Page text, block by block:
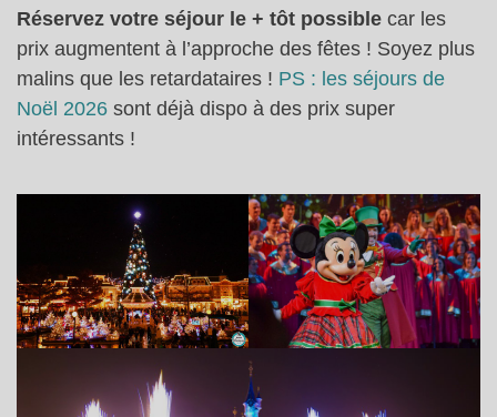
Réservez votre séjour le + tôt possible car les
prix augmentent à l’approche des fêtes ! Soyez plus
malins que les retardataires ! PS : les séjours de
Noël 2026 sont déjà dispo à des prix super
intéressants !